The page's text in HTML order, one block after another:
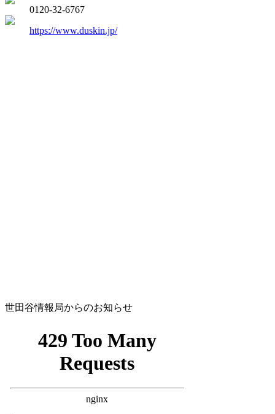
0120-32-6767
https://www.duskin.jp/
世田谷情報局からのお知らせ